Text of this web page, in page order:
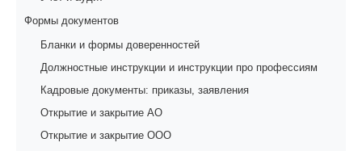
Формы документов
Бланки и формы доверенностей
Должностные инструкции и инструкции про профессиям
Кадровые документы: приказы, заявления
Открытие и закрытие АО
Открытие и закрытие ООО